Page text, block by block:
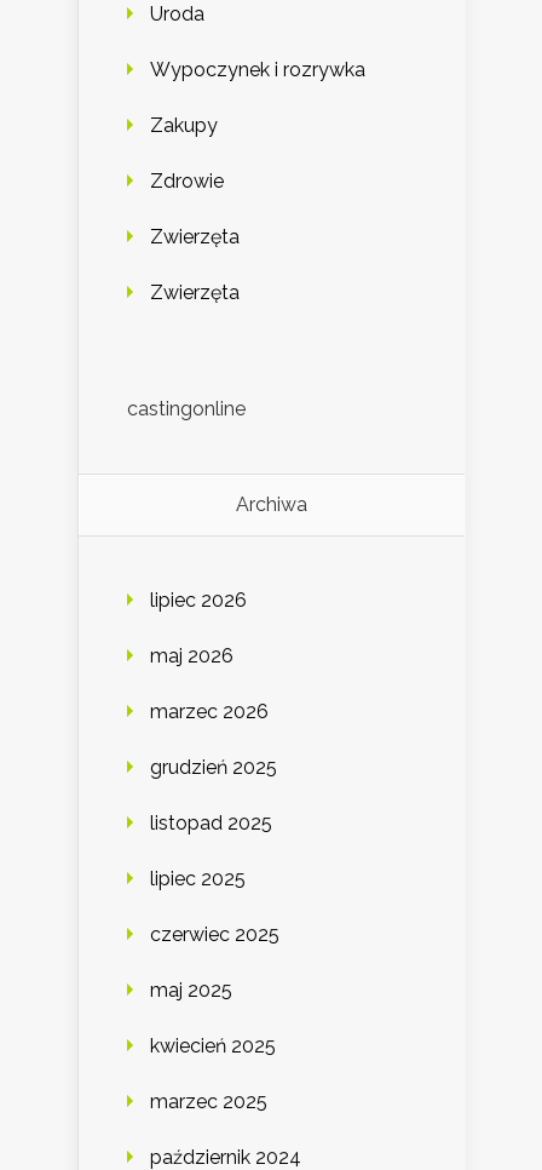
Uroda
Wypoczynek i rozrywka
Zakupy
Zdrowie
Zwierzęta
Zwierzęta
castingonline
Archiwa
lipiec 2026
maj 2026
marzec 2026
grudzień 2025
listopad 2025
lipiec 2025
czerwiec 2025
maj 2025
kwiecień 2025
marzec 2025
październik 2024